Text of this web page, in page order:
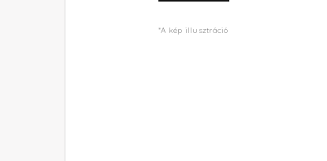
*A kép illusztráció